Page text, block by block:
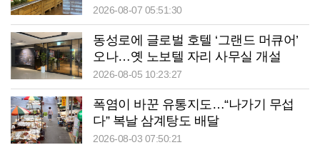
2026-08-07 05:51:30
동성로에 글로벌 호텔 ‘그랜드 머큐어’
오나…옛 노보텔 자리 사무실 개설
2026-08-05 10:23:27
폭염이 바꾼 유통지도…“나가기 무섭
다” 복날 삼계탕도 배달
2026-08-03 07:50:21